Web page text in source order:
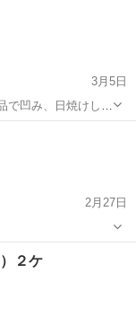
3月5日
2月27日
２ケ